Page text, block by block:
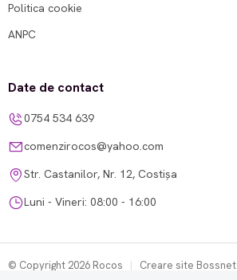
Politica cookie
ANPC
Date de contact
0754 534 639
comenzirocos@yahoo.com
Str. Castanilor, Nr. 12, Costișa
Luni - Vineri: 08:00 - 16:00
© Copyright 2026 Rocos | Creare site Bossnet